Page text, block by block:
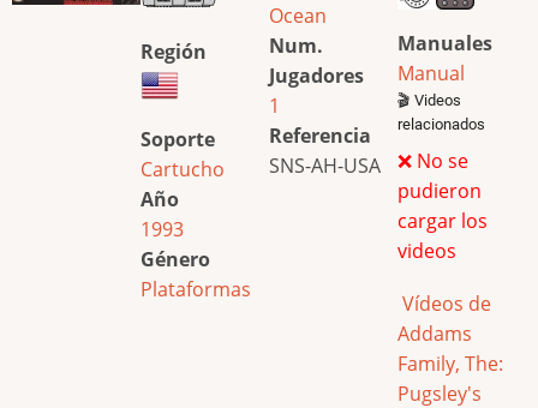
Región
Soporte
Cartucho
Año
1993
Género
Plataformas
Ocean
Num.
Jugadores
1
Referencia
SNS-AH-USA
Manuales
Manual
🎬 Videos
relacionados
❌ No se
pudieron
cargar los
videos
Vídeos de
Addams
Family, The:
Pugsley's